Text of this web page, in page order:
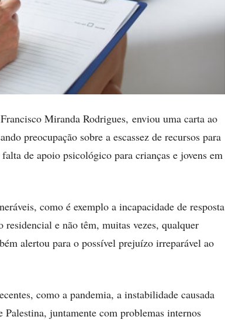
Miranda Rodrigues, enviou uma carta ao
preocupação sobre a escassez de recursos para
de apoio psicológico para crianças e jovens em
como é exemplo a incapacidade de resposta
residencial e não têm, muitas vezes, qualquer
alertou para o possível prejuízo irreparável ao
como a pandemia, a instabilidade causada
juntamente com problemas internos